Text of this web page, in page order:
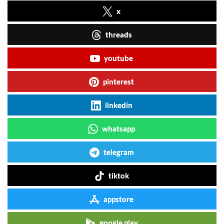
x
threads
youtube
pinterest
linkedin
whatsapp
telegram
tiktok
appstore